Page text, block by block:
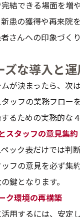
結できる場面を増
患の獲得や再来院
さんへの印象づく
ズな導入と
が決まったら、次
ッフの業務フロー
るための実務的な
スタッフの意見集約
ック表だけでは判
フの意見を必ず集
鍵となります。
ク環境の再構築
用するには、安定